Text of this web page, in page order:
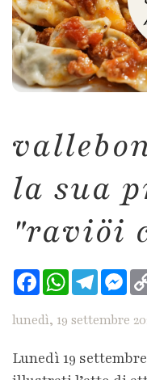
la sua
"raviöi
FacebookWhatsApp
lunedì, 19 settembre
Lunedì 19